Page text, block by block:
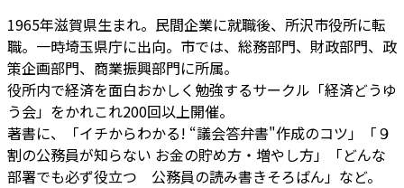
1965年滋賀県生まれ。民間企業に就職後、所沢市役所に転
職。一時埼玉県庁に出向。市では、総務部門、財政部門、政
策企画部門、商業振興部門に所属。
役所内で経済を面白おかしく勉強するサークル「経済どうゆ
う会」をかれこれ200回以上開催。
著書に、「イチからわかる! “議会答弁書"作成のコツ」「９
割の公務員が知らない お金の貯め方・増やし方」「どんな
部署でも必ず役立つ 公務員の読み書きそろばん」など。